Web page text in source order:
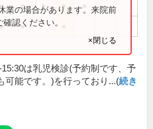
● ● ●
●
業の場合があります。来院前
認ください。
×閉じる
は乳児検診(予約制です、予
可能です。)を行っており...(続き